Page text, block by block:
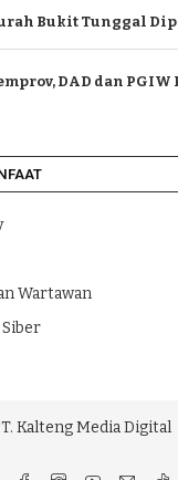
Bukit Tunggal
DAD dan
Wartawan
Media Digital